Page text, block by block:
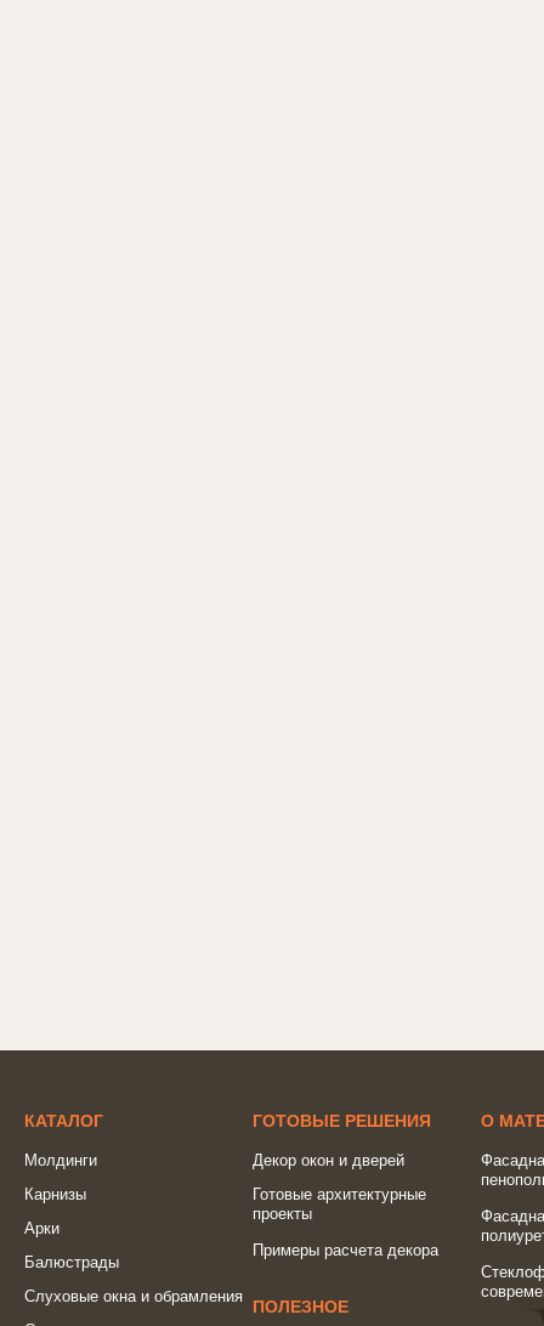
КАТАЛОГ
Молдинги
Карнизы
Арки
Балюстрады
Слуховые окна и обрамления
ГОТОВЫЕ РЕШЕНИЯ
Декор окон и дверей
Готовые архитектурные
проекты
Примеры расчета декора
ПОЛЕЗНОЕ
О